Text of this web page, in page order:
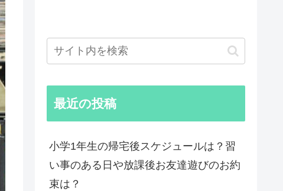
最近の投稿
小学1年生の帰宅後スケジュールは？習
い事のある日や放課後お友達遊びのお約
束は？